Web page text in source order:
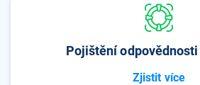
Pojištění
Zjistit více